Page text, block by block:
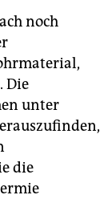
noch
Die
unter
die